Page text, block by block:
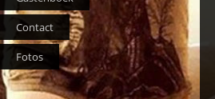
Contact
Fotos